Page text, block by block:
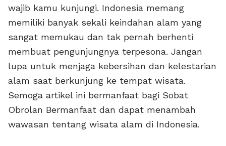
wajib kamu kunjungi. Indonesia memang
memiliki banyak sekali keindahan alam yang
sangat memukau dan tak pernah berhenti
membuat pengunjungnya terpesona. Jangan
lupa untuk menjaga kebersihan dan kelestarian
alam saat berkunjung ke tempat wisata.
Semoga artikel ini bermanfaat bagi Sobat
Obrolan Bermanfaat dan dapat menambah
wawasan tentang wisata alam di Indonesia.